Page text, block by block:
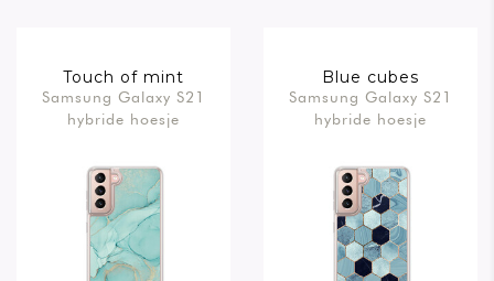
Touch of mint
Samsung Galaxy S21
hybride hoesje
Blue cubes
Samsung Galaxy S21
hybride hoesje